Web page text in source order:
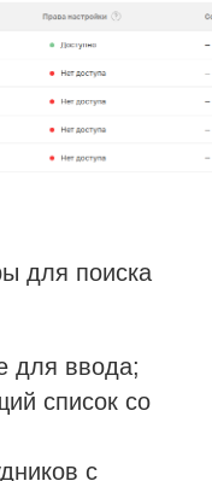
для поиска
для ввода;
список со
с